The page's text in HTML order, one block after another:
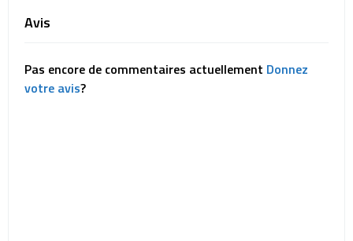
Avis
Pas encore de commentaires actuellement Donnez
votre avis?